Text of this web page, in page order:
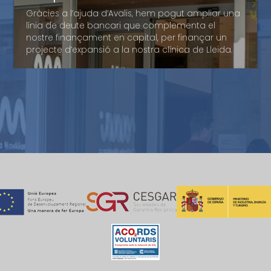
Gràcies a l’ajuda d’Avalis, hem pogut ampliar una
línia de deute bancari que complementa el
nostre finançament en capital, per finançar un
projecte d’expansió a la nostra clínica de Lleida.
suficient per a cobrir les nostres necessitats. El seu
suport ha facilitat la possibilitat d’oferir als nostres
proveïdors la confiança requerida per a finançar-
se.
Segufoc
Avalis de Catalunya ha sigut una eina que ens ha
permès facilitats per a obtenir el finançament